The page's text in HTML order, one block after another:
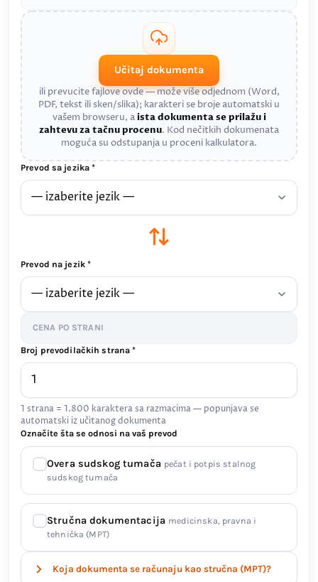
Učitaj dokumenta
ili prevucite fajlove ovde — može više odjednom (Word,
PDF, tekst ili sken/slika); karakteri se broje automatski u
vašem browseru, aista dokumenta se prilažu i
zahtevu za tačnu procenu. Kod nečitkih dokumenata
moguća su odstupanja u proceni kalkulatora.
Prevod sa jezika *
Prevod na jezik *
CENA PO STRANI
Broj prevodilačkih strana *
1 strana = 1.800 karaktera sa razmacima — popunjava se
automatski iz učitanog dokumenta
Označite šta se odnosi na vaš prevod
Overa sudskog tumača pečat i potpis stalnog
sudskog tumača
Stručna dokumentacija medicinska, pravna i
tehnička (MPT)
Koja dokumenta se računaju kao stručna (MPT)?